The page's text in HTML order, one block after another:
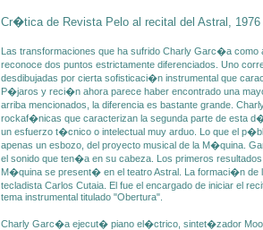
Cr�tica de Revista Pelo al recital del Astral, 1976
Las transformaciones que ha sufrido Charly Garc�a
reconoce dos puntos estrictamente diferenciados. Uno
desdibujadas por cierta sofisticaci�n instrumental que
P�jaros y reci�n ahora parece haber encontrado una
arriba mencionados, la diferencia es bastante grande.
rockaf�nicas que caracterizan la segunda parte de esta
un esfuerzo t�cnico o intelectual muy arduo. Lo que el
apenas un esbozo, del proyecto musical de la M�quina.
el sonido que ten�a en su cabeza. Los primeros
M�quina se present� en el teatro Astral. La formaci�n
tecladista Carlos Cutaia. El fue el encargado de iniciar el
tema instrumental titulado "Obertura".
Charly Garc�a ejecut� piano el�ctrico, sintet�zador